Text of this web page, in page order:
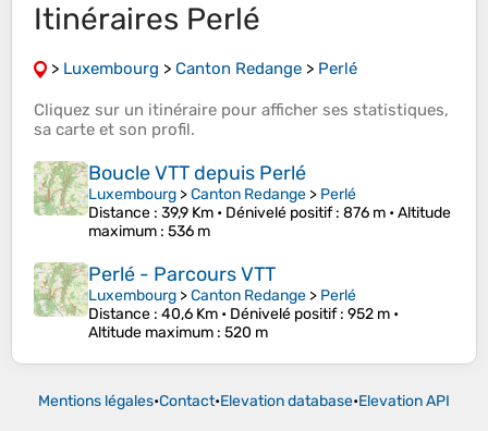
Itinéraires Perlé
> Luxembourg > Canton Redange > Perlé
Cliquez sur un itinéraire pour afficher ses statistiques,
sa carte et son profil.
Boucle VTT depuis Perlé
Luxembourg >Canton Redange > Perlé
Distance : 39,9 Km • Dénivelé positif: 876 m •Altitude
maximum : 536 m
Perlé - Parcours VTT
Luxembourg >Canton Redange > Perlé
Distance : 40,6 Km • Dénivelé positif: 952 m •
Altitude maximum : 520 m
Mentions légales•Contact•Elevation database•Elevation API